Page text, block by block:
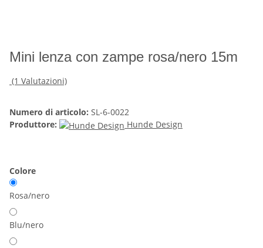
Mini lenza con zampe rosa/nero 15m
(1 Valutazioni)
Numero di articolo: SL-6-0022
Produttore:
Hunde Design
Colore
Rosa/nero
Blu/nero